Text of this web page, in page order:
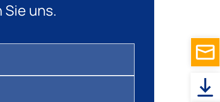
uns.